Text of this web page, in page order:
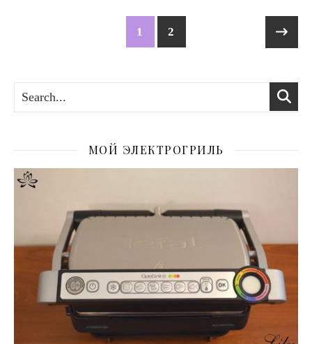
1 2
МОЙ ЭЛЕКТРОГРИЛЬ